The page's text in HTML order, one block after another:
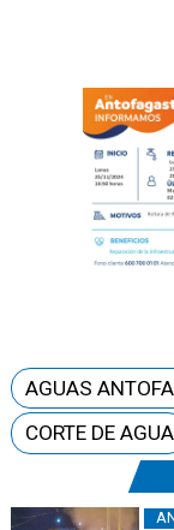
AGUAS
CORTE DE AGUA